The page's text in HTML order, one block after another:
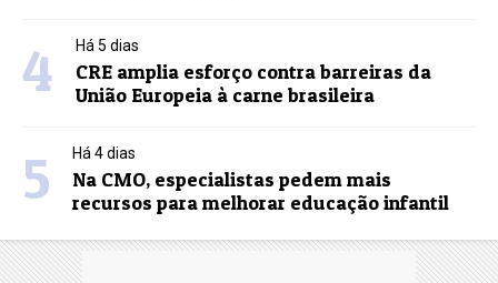
4 Há 5 dias
CRE amplia esforço contra barreiras da
União Europeia à carne brasileira
5 Há 4 dias
Na CMO, especialistas pedem mais
recursos para melhorar educação infantil